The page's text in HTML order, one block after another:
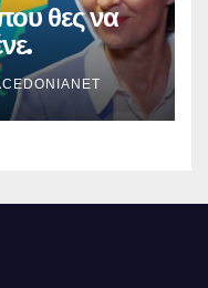
θες να